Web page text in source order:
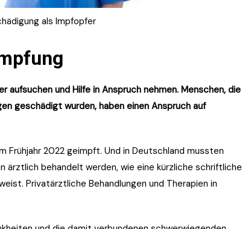
als Impfopfer
und Hilfe in Anspruch nehmen. Menschen, die
geschädigt wurden, haben einen Anspruch auf
Frühjahr 2022 geimpft. Und in Deutschland mussten
ärztlich behandelt werden, wie eine kürzliche schriftliche
Privatärztliche Behandlungen und Therapien in